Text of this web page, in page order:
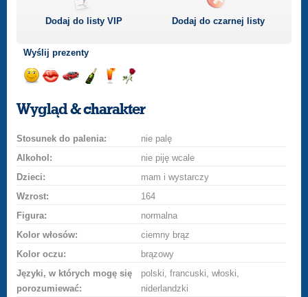
Dodaj do listyVIP Dodaj do czarnej listy
Wyślij prezenty
uśmiech
buziakasamochodem
szampana
drinka
różę
Wygląd & charakter
Stosunek do palenia:
nie palę
Alkohol:
nie piję wcale
Dzieci:
mam i wystarczy
Wzrost:
164
Figura:
normalna
Kolor włosów:
ciemny brąz
Kolor oczu:
brązowy
Języki, w których mogę się
porozumiewać:
polski, francuski, włoski,
niderlandzki